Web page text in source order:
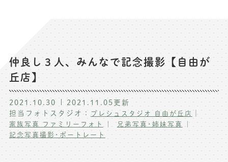
ハーフバースデー撮影
卒業袴･卒業写真撮影
ハーフ成人式･10歳の祝い記念撮影
家族写真･記念写真撮影
ペット写真撮影
よくある質問
写真商品一覧
仲良し３人、みんなで記念撮影【自由が
丘店】
2021.10.30 2021.11.05更新
担当フォトスタジオ： プレシュスタジオ 自由が丘店 ｜
家族写真 ファミリーフォト
兄弟写真･姉妹写真
記念写真撮影･ポートレート